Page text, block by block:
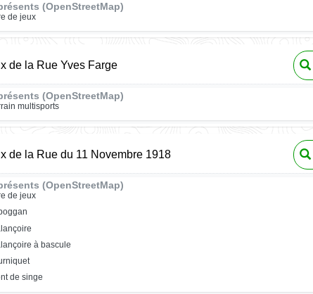
(OpenStreetMap)
de jeux
de la Rue Yves Farge
(OpenStreetMap)
multisports
de la Rue du 11 Novembre 1918
(OpenStreetMap)
de jeux
à bascule
de singe